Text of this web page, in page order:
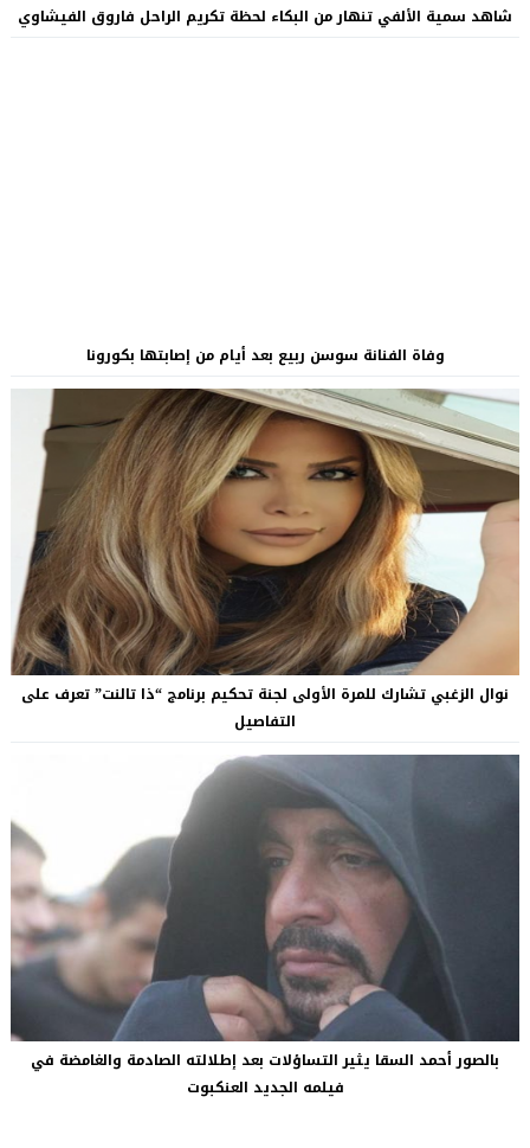
شاهد سمية الألفي تنهار من البكاء لحظة تكريم الراحل فاروق الفيشاوي
وفاة الفنانة سوسن ربيع بعد أيام من إصابتها بكورونا
نوال الزغبي تشارك للمرة الأولى لجنة تحكيم برنامج “ذا تالنت” تعرف على
التفاصيل
بالصور أحمد السقا يثير التساؤلات بعد إطلالته الصادمة والغامضة في
فيلمه الجديد العنكبوت